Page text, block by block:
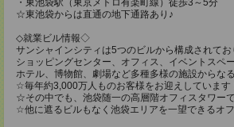
・東池袋駅（東京メトロ有楽町線）徒歩3～5分
☆東池袋からは直通の地下通路あり♪
◇就業ビル情報◇
サンシャインシティは5つのビルから構成されてお
ショッピングセンター、オフィス、イベントスペ
ホテル、博物館、劇場など多種多様の施設からな
☆毎年約3,000万人ものお客様をお迎えしています
☆その中でも、池袋随一の高層階オフィスタワー
☆他に遮るビルもなく池袋エリアを一望できるオフ